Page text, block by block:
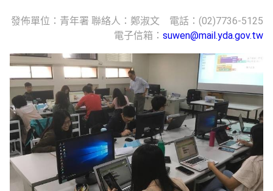
發佈單位：青年署 聯絡人：鄭淑文 電話：(02)7736-5125
電子信箱： suwen@mail.yda.gov.tw